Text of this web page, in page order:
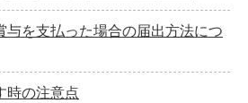
与を支払った場合の届出方法につ
時の注意点